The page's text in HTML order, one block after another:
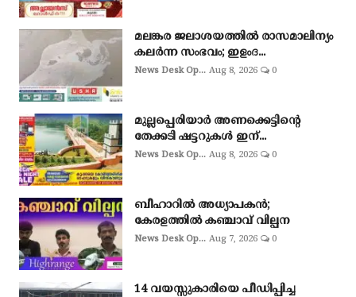
മലങ്കര ജലാശയത്തിൽ രാസമാലിന്യം
കലർന്ന സംഭവം; ഇളംദ...
News Desk Op... Aug 8, 2026 0
മുല്ലപ്പെരിയാർ അണക്കെട്ടിന്റെ
തേക്കടി ഷട്ടറുകൾ ഇന്...
News Desk Op... Aug 8, 2026 0
ബീഹാറിൽ അധ്യാപകൻ;
കേരളത്തിൽ കഞ്ചാവ് വില്പന
News Desk Op... Aug 7, 2026 0
14 വയസ്സുകാരിയെ പീഡിപ്പിച്ച